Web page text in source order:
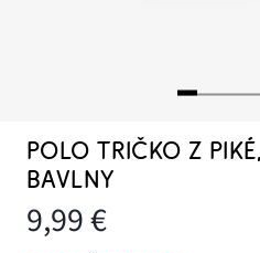
POLO TRIČKO Z
BAVLNY
9,99 €